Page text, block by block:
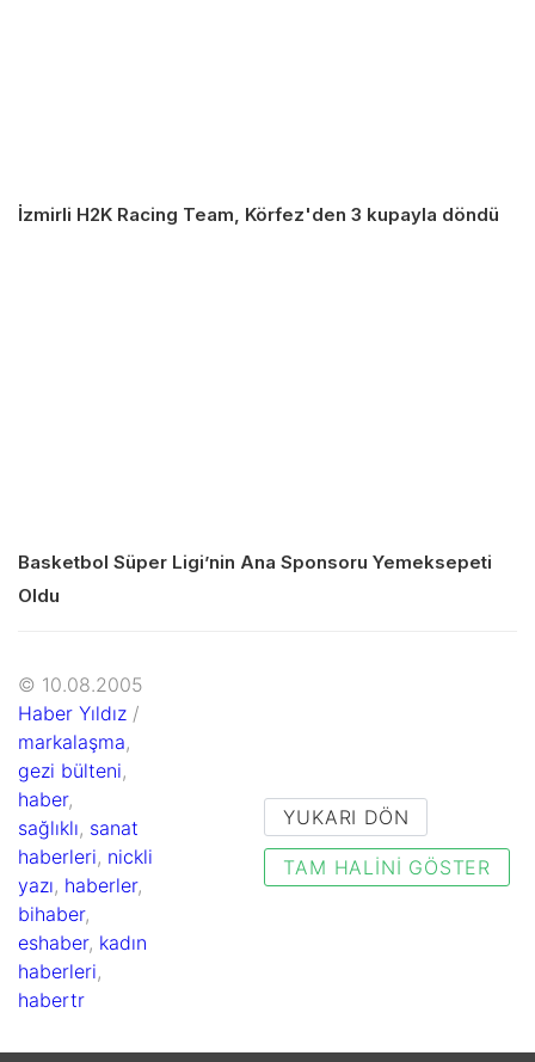
İzmirli H2K Racing Team, Körfez'den 3 kupayla döndü
Basketbol Süper Ligi’nin Ana Sponsoru Yemeksepeti
Oldu
© 10.08.2005
Haber Yıldız /
markalaşma,
gezi bülteni,
haber,
sağlıklı, sanat
haberleri, nickli
yazı, haberler,
bihaber,
eshaber, kadın
haberleri,
habertr
YUKARI DÖN
TAM HALINI GÖSTER